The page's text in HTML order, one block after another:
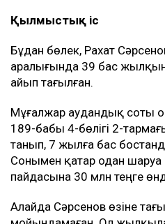
Қылмыстық іс
Бұдан бөлек, Рахат
аралығында 39 бас
айып тағылған.
Мұғалжар аудандық соты
189-бабы 4-бөлігі 2-
танып, 7 жылға бас
Сонымен қатар одан
пайдасына 30 млн теңге
Алайда Сәрсенов өзіне